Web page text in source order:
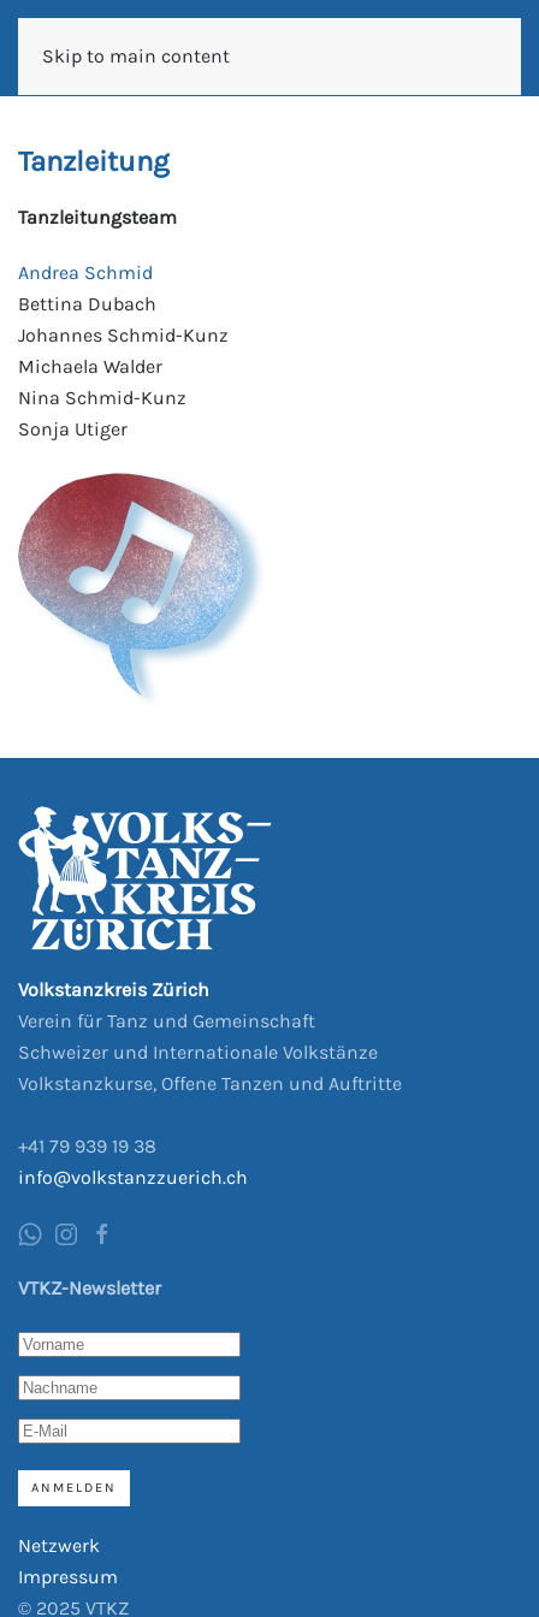
Skip to main content
Tanzleitung
Tanzleitungsteam
Andrea Schmid
Bettina Dubach
Johannes Schmid-Kunz
Michaela Walder
Nina Schmid-Kunz
Sonja Utiger
Volkstanzkreis Zürich
Verein für Tanz und Gemeinschaft
Schweizer und Internationale Volkstänze
Volkstanzkurse, Offene Tanzen und Auftritte
+41 79 939 19 38
info@volkstanzzuerich.ch
VTKZ-Newsletter
ANMELDEN
Netzwerk
Impressum
© 2025 VTKZ